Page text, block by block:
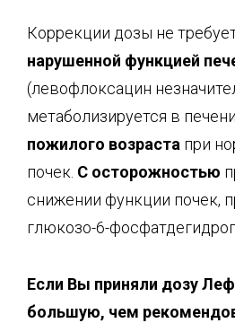
Коррекции дозы не
нарушенной функцией
(левофлоксацин
метаболизируется в
пожилого возраста при
почек. С осторожностью
снижении функции почек,
глюкозо-6-
Если Вы приняли дозу
большую, чем